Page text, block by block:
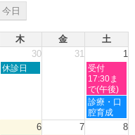
今日
木 金
土
30 31 1
木
30th
休診日
土
曜
日,
8
月
1st
受付
17:30ま
で(午後)
土
曜
日,
診療・口
腔育成
6 7 8